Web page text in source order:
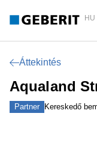
HU
Áttekintés
Aqualand
Partner Kereskedő